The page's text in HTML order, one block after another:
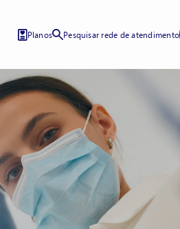
Planos Pesquisar rede de atendimento